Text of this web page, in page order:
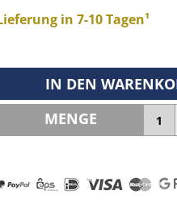
in 7-10 Tagen¹
IN DEN
MENGE